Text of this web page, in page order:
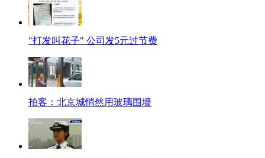
"打发叫花子" 公司发5元过节费
拍客：北京城悄然用玻璃围墙